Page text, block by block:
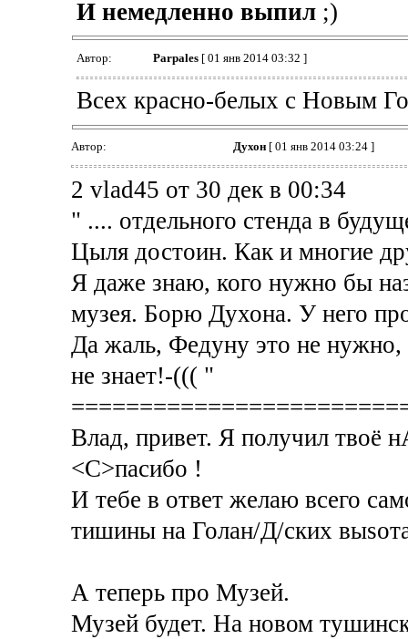
И немедленно выпил;)
Автор: Parpales[ 01 янв 2014 03:32 ]
Всех красно-белых с Новым
Автор: Духон[ 01 янв 2014 03:24 ]
2 vlad45 от 30 дек в 00:34
" .... отдельного стенда в
Цыля достоин. Как и многие
Я даже знаю, кого нужно бы
музея. Борю Духона. У него
Да жаль, Федуну это не
не знает!-((( "
Влад, привет. Я получил твоё
<C>пасибо !
И тебе в ответ желаю всего
тишины на Голан/Д/ских
А теперь про Музей.
Музей будет. На новом